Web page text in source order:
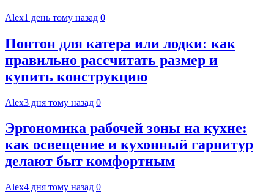
Alex1 день тому назад 0
Понтон для катера или лодки: как
правильно рассчитать размер и
купить конструкцию
Alex3 дня тому назад 0
Эргономика рабочей зоны на кухне:
как освещение и кухонный гарнитур
делают быт комфортным
Alex4 дня тому назад 0